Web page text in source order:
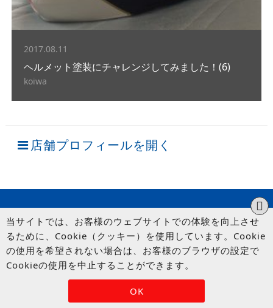
2017.08.11
ヘルメット塗装にチャレンジしてみました！(6)
koiwa
店舗プロフィールを開く
© UP GARAGE GROUP Co., Ltd.
OK
当サイトでは、お客様のウェブサイトでの体験を向上させ
るために、Cookie（クッキー）を使用しています。Cookie
の使用を希望されない場合は、お客様のブラウザの設定で
Cookieの使用を中止することができます。